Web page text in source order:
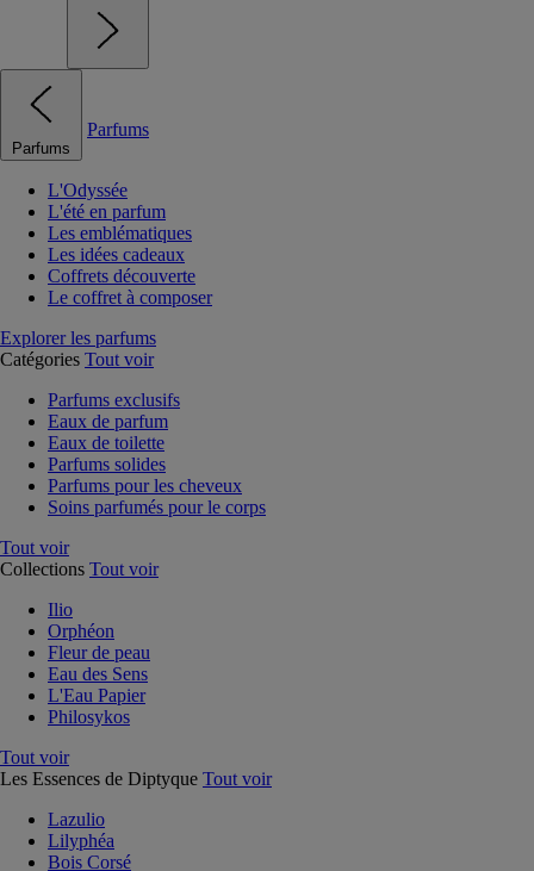
Parfums
Parfums
L'Odyssée
L'été en parfum
Les emblématiques
Les idées cadeaux
Coffrets découverte
Le coffret à composer
Explorer les parfums
Catégories Tout voir
Parfums exclusifs
Eaux de parfum
Eaux de toilette
Parfums solides
Parfums pour les cheveux
Soins parfumés pour le corps
Tout voir
Collections Tout voir
Ilio
Orphéon
Fleur de peau
Eau des Sens
L'Eau Papier
Philosykos
Tout voir
Les Essences de Diptyque Tout voir
Lazulio
Lilyphéa
Bois Corsé